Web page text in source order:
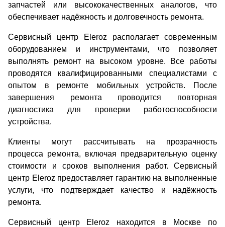
запчастей или высококачественных аналогов, что
обеспечивает надёжность и долговечность ремонта.
Сервисный центр Eleroz располагает современным
оборудованием и инструментами, что позволяет
выполнять ремонт на высоком уровне. Все работы
проводятся квалифицированными специалистами с
опытом в ремонте мобильных устройств. После
завершения ремонта проводится повторная
диагностика для проверки работоспособности
устройства.
Клиенты могут рассчитывать на прозрачность
процесса ремонта, включая предварительную оценку
стоимости и сроков выполнения работ. Сервисный
центр Eleroz предоставляет гарантию на выполненные
услуги, что подтверждает качество и надёжность
ремонта.
Сервисный центр Eleroz находится в Москве по